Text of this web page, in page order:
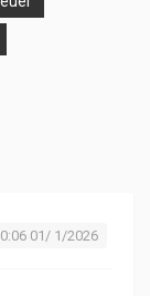
01/ 1/2026